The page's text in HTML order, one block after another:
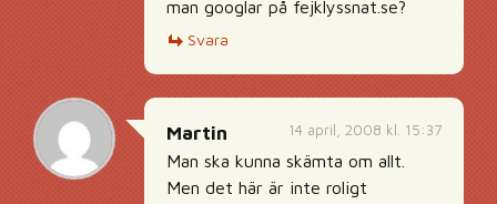
man googlar på fejklyssnat.se?
Svara
14 april, 2008 kl. 15:37
Martin
Man ska kunna skämta om allt.
Men det här är inte roligt